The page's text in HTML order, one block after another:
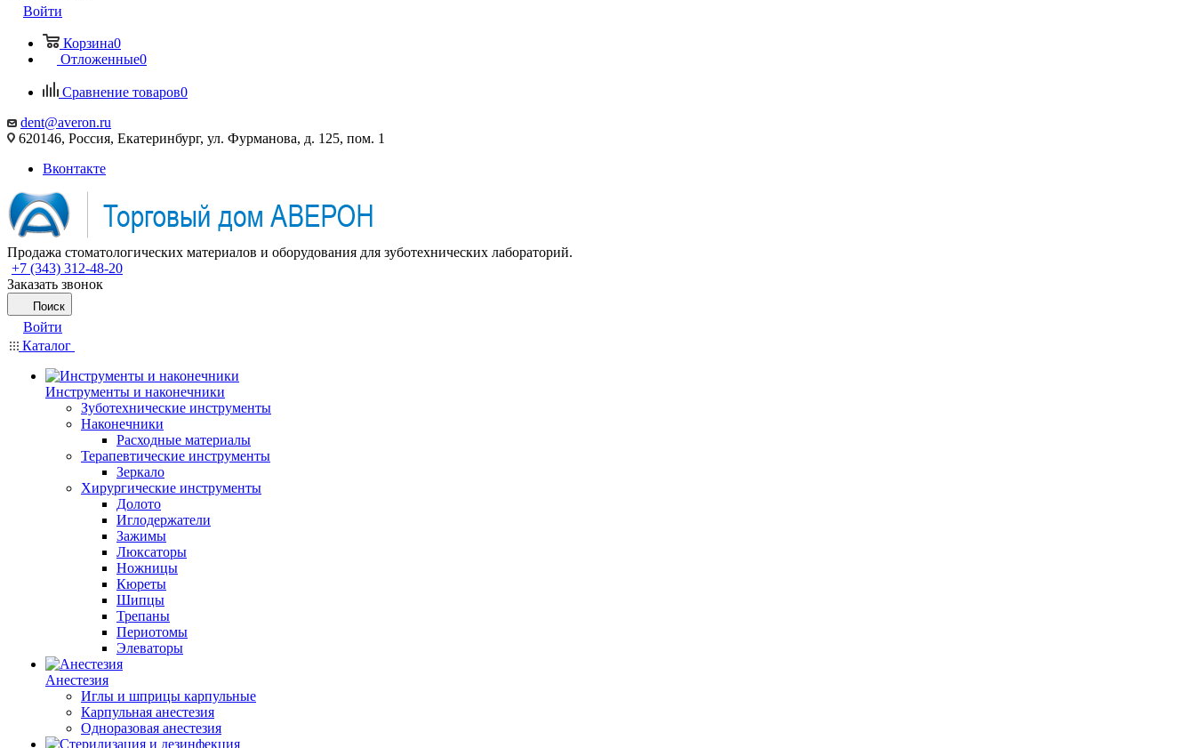
Войти
Корзина0
Отложенные0
Сравнение товаров0
dent@averon.ru
620146, Россия, Екатеринбург, ул. Фурманова, д. 125, пом. 1
Вконтакте
Продажа стоматологических материалов и оборудования для зуботехнических лабораторий.
+7 (343) 312-48-20
Заказать звонок
Поиск
Войти
Каталог
Инструменты и наконечники
Зуботехнические инструменты
Наконечники
Расходные материалы
Терапевтические инструменты
Зеркало
Хирургические инструменты
Долото
Иглодержатели
Зажимы
Люксаторы
Ножницы
Кюреты
Шипцы
Трепаны
Периотомы
Элеваторы
Анестезия
Иглы и шприцы карпульные
Карпульная анестезия
Одноразовая анестезия